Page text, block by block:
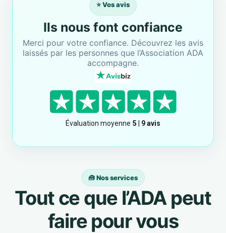
⭐ Vos avis
Ils nous font confiance
Merci pour votre confiance. Découvrez les avis
laissés par les personnes que l’Association ADA
accompagne.
🧰 Nos services
Tout ce que l’ADA peut
faire pour vous